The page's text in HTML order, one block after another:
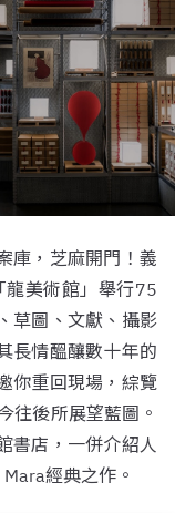
庫，芝麻開門！義
龍美術館」舉行75
草圖、文獻、攝影
長情醞釀數十年的
你重回現場，綜覽
往後所展望藍圖。
書店，一併介紹人
經典之作。